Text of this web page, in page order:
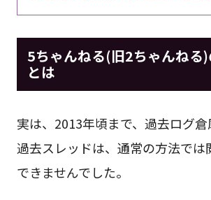
5ちゃんねる(旧2ちゃんねる
とは
実は、2013年頃まで、過去ログ
過去スレッドは、通常の方法では
できませんでした。